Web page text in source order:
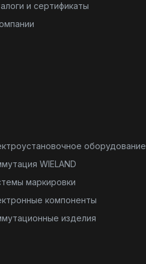
и сертификаты
оборудование
WIELAND
маркировки
компоненты
изделия